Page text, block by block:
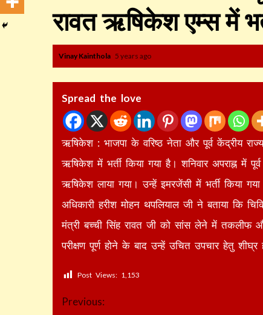
रावत ऋषिकेश एम्स में
Vinay Kainthola 5 years ago
Spread the love
ऋषिकेश : भाजपा के वरिष्ठ नेता और पूर्व केंद्रीय
ऋषिकेश में भर्ती किया गया है। शनिवार अपराह्न में
ऋषिकेश लाया गया। उन्हें इमरजेंसी में भर्ती किया
अधिकारी हरीश मोहन थपलियाल जी ने बताया कि
मंत्री बच्ची सिंह रावत जी को सांस लेने में तकलीफ
परीक्षण पूर्ण होने के बाद उन्हें उचित उपचार हेतु
Post Views: 1,153
Continue
Previous: